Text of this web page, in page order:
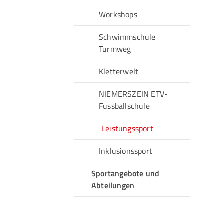
Workshops
Schwimmschule
Turmweg
Kletterwelt
NIEMERSZEIN ETV-
Fussballschule
Leistungssport
Inklusionssport
Sportangebote und
Abteilungen